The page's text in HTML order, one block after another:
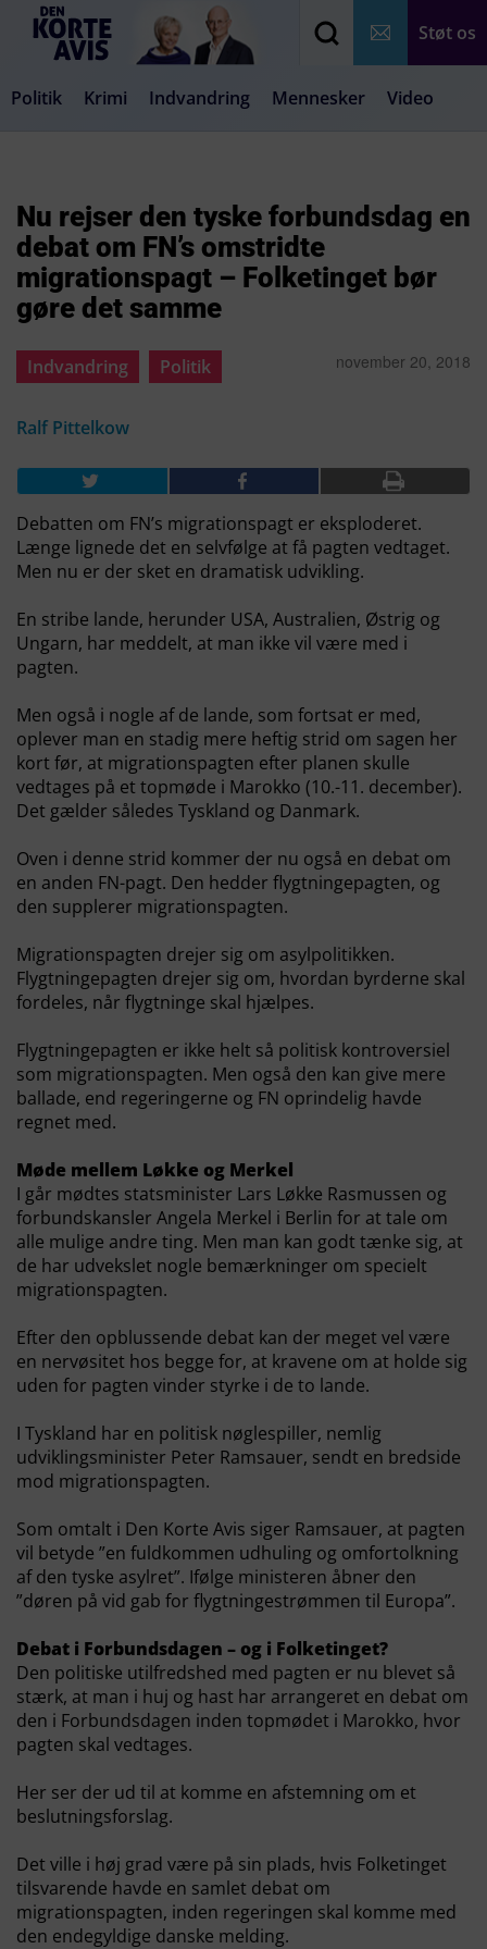
Støt os
Politik Krimi Indvandring Mennesker Video
Nu rejser den tyske forbundsdag en
debat om FN’s omstridte
migrationspagt – Folketinget bør
gøre det samme
Indvandring Politik november 20, 2018
Ralf Pittelkow
Debatten om FN’s migrationspagt er eksploderet.
Længe lignede det en selvfølge at få pagten vedtaget.
Men nu er der sket en dramatisk udvikling.
En stribe lande, herunder USA, Australien, Østrig og
Ungarn, har meddelt, at man ikke vil være med i
pagten.
Men også i nogle af de lande, som fortsat er med,
oplever man en stadig mere heftig strid om sagen her
kort før, at migrationspagten efter planen skulle
vedtages på et topmøde i Marokko (10.-11. december).
Det gælder således Tyskland og Danmark.
Oven i denne strid kommer der nu også en debat om
en anden FN-pagt. Den hedder flygtningepagten, og
den supplerer migrationspagten.
Migrationspagten drejer sig om asylpolitikken.
Flygtningepagten drejer sig om, hvordan byrderne skal
fordeles, når flygtninge skal hjælpes.
Flygtningepagten er ikke helt så politisk kontroversiel
som migrationspagten. Men også den kan give mere
ballade, end regeringerne og FN oprindelig havde
regnet med.
Møde mellem Løkke og Merkel
I går mødtes statsminister Lars Løkke Rasmussen og
forbundskansler Angela Merkel i Berlin for at tale om
alle mulige andre ting. Men man kan godt tænke sig, at
de har udvekslet nogle bemærkninger om specielt
migrationspagten.
Efter den opblussende debat kan der meget vel være
en nervøsitet hos begge for, at kravene om at holde sig
uden for pagten vinder styrke i de to lande.
I Tyskland har en politisk nøglespiller, nemlig
udviklingsminister Peter Ramsauer, sendt en bredside
mod migrationspagten.
Som omtalt i Den Korte Avis siger Ramsauer, at pagten
vil betyde ”en fuldkommen udhuling og omfortolkning
af den tyske asylret”. Ifølge ministeren åbner den
”døren på vid gab for flygtningestrømmen til Europa”.
Debat i Forbundsdagen – og i Folketinget?
Den politiske utilfredshed med pagten er nu blevet så
stærk, at man i huj og hast har arrangeret en debat om
den i Forbundsdagen inden topmødet i Marokko, hvor
pagten skal vedtages.
Her ser der ud til at komme en afstemning om et
beslutningsforslag.
Det ville i høj grad være på sin plads, hvis Folketinget
tilsvarende havde en samlet debat om
migrationspagten, inden regeringen skal komme med
den endegyldige danske melding.